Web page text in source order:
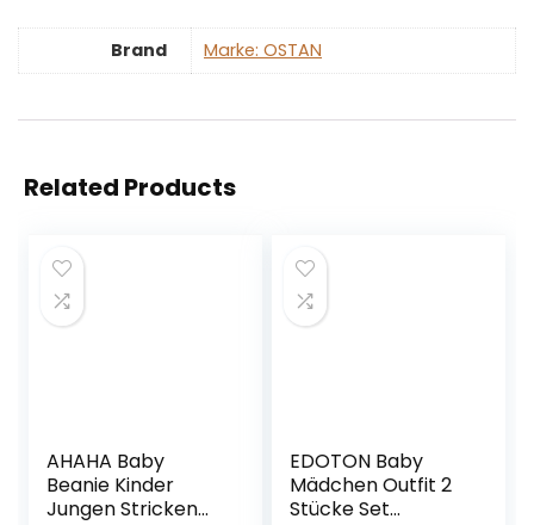
Brand Marke: OSTAN
Related Products
AHAHA Baby
Beanie Kinder
Jungen Stricken
EDOTON Baby
Mädchen Outfit 2
Stücke Set